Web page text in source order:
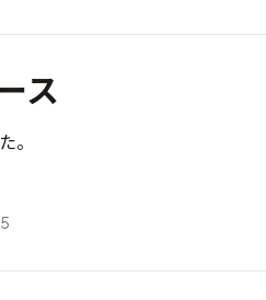
ス
。